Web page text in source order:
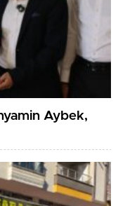
Aybek,